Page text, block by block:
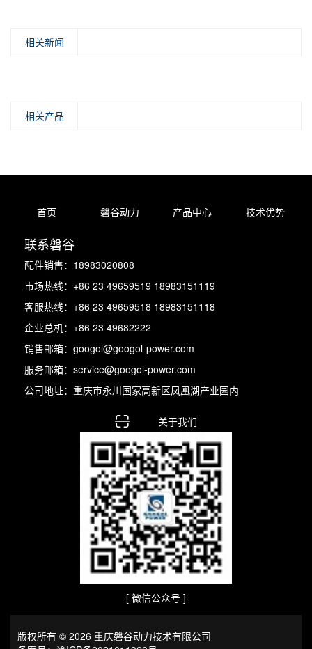
相关新闻
相关产品
首页 磐谷动力 产品中心 技术优势
联系磐谷
配件销售：18983020808
市场热线：+86 23 49659519 18983151119
客服热线：+86 23 49659518 18983151118
企业总机：+86 23 49682222
销售邮箱：googol@googol-power.com
服务邮箱：service@googol-power.com
公司地址：重庆市永川国家高新区凤凰湖产业园内
关于我们
[ 微信公众号 ]
版权所有 © 2026 重庆磐谷动力技术有限公司